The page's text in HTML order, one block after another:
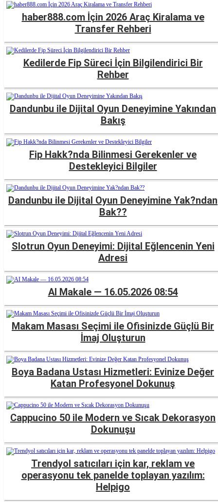
haber888.com İçin 2026 Araç Kiralama ve
Transfer Rehberi
Kedilerde Fip Süreci İçin Bilgilendirici Bir
Rehber
Dandunbu ile Dijital Oyun Deneyimine Yakından
Bakış
Fip Hakk?nda Bilinmesi Gerekenler ve
Destekleyici Bilgiler
Dandunbu ile Dijital Oyun Deneyimine Yak?ndan
Bak??
Slotrun Oyun Deneyimi: Dijital Eğlencenin Yeni
Adresi
AI Makale — 16.05.2026 08:54
Makam Masası Seçimi ile Ofisinizde Güçlü Bir
İmaj Oluşturun
Boya Badana Ustası Hizmetleri: Evinize Değer
Katan Profesyonel Dokunuş
Cappucino 50 ile Modern ve Sıcak Dekorasyon
Dokunuşu
Trendyol satıcıları için kar, reklam ve
operasyonu tek panelde toplayan yazılım:
Helpigo